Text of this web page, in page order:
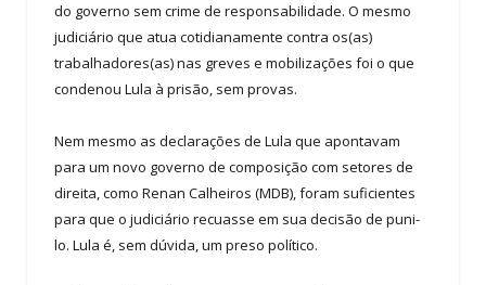
do governo sem crime de responsabilidade. O mesmo
judiciário que atua cotidianamente contra os(as)
trabalhadores(as) nas greves e mobilizações foi o que
condenou Lula à prisão, sem provas.
Nem mesmo as declarações de Lula que apontavam
para um novo governo de composição com setores de
direita, como Renan Calheiros (MDB), foram suficientes
para que o judiciário recuasse em sua decisão de puni-
lo. Lula é, sem dúvida, um preso político.